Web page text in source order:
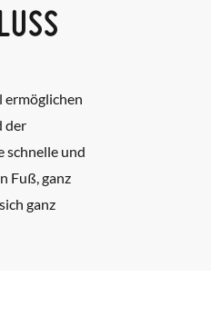
ermöglichen
der
schnelle und
Fuß, ganz
ganz